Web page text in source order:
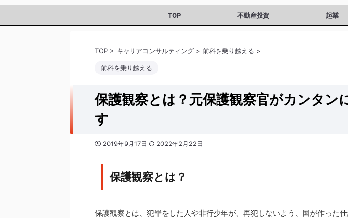
TOP 不動産投資 起業
TOP > キャリアコンサルティング > 前科を乗り越える >
前科を乗り越える
保護観察とは？元保護観察官がカンタン
す
2019年9月17日 2022年2月22日
保護観察とは？
保護観察とは、犯罪をした人や非行少年が、再犯しないよう、国が作った